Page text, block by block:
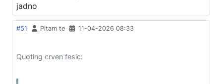
jadno
#51 Pitam te 11-04-2026 08:33
Quoting crven fesic: